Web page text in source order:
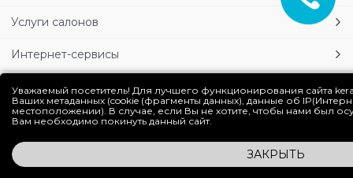
Услуги салонов
Интернет-сервисы
Личный кабинет
Блог
Полная версия сайта
Уважаемый посетитель! Для лучшего функционирования сайта
Ваших метаданных (cookie (фрагменты данных), данные об
местоположении). В случае, если Вы не хотите, чтобы нами был
Вам необходимо покинуть данный сайт.
ЗАКРЫТЬ